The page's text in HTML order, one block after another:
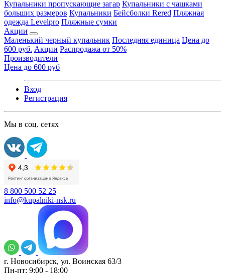
Купальники пропускающие загар Купальники с чашками
больших размеров Купальники Бейсболки Rered Пляжная
одежда Levelpro Пляжные сумки
Акции
Маленький черный купальник Последняя единица Цена до
600 руб. Акции Распродажа от 50%
Производители
Цена до 600 руб
Вход
Регистрация
Мы в соц. сетях
8 800 500 52 25
info@kupalniki-nsk.ru
г. Новосибирск, ул. Воинская 63/3
Пн-пт: 9:00 - 18:00